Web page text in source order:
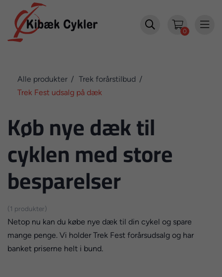

0

Alle produkter
Trek forårstilbud
Trek Fest udsalg på dæk
Køb nye dæk til
cyklen med store
besparelser
(1 produkter)
Netop nu kan du købe nye dæk til din cykel og spare
mange penge. Vi holder Trek Fest forårsudsalg og har
banket priserne helt i bund.